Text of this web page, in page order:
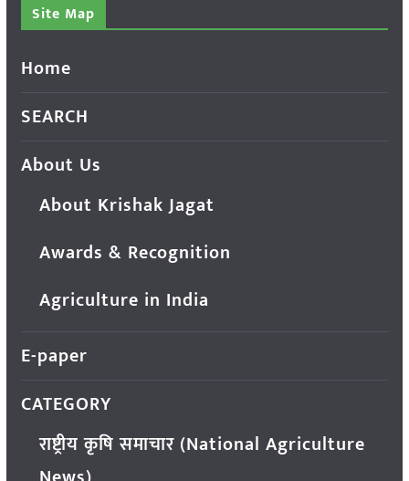
Site Map
Home
SEARCH
About Us
About Krishak Jagat
Awards & Recognition
Agriculture in India
E-paper
CATEGORY
राष्ट्रीय कृषि समाचार (National Agriculture